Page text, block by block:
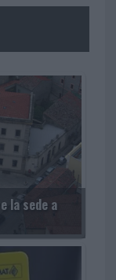
la sede a